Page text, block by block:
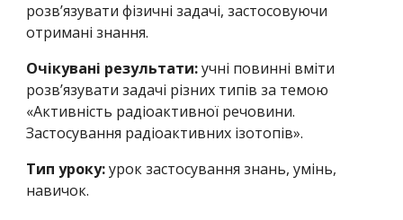
розв’язувати фізичні задачі, застосовуючи
отримані знання.
Очікувані результати:учні повинні вміти
розв’язувати задачі різних типів за темою
«Активність радіоактивної речовини.
Застосування радіоактивних ізотопів».
Тип уроку:урок застосування знань, умінь,
навичок.